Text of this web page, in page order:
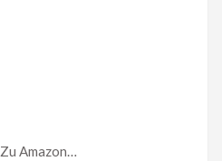
Zu Amazon…